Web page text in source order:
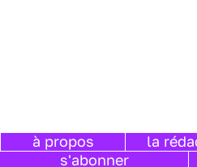
à propos la
s'abonner